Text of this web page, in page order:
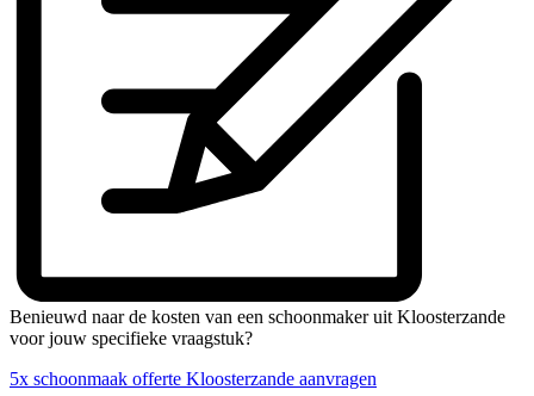
Benieuwd naar de kosten van een schoonmaker uit Kloosterzande
voor jouw specifieke vraagstuk?
5x schoonmaak offerte Kloosterzande aanvragen